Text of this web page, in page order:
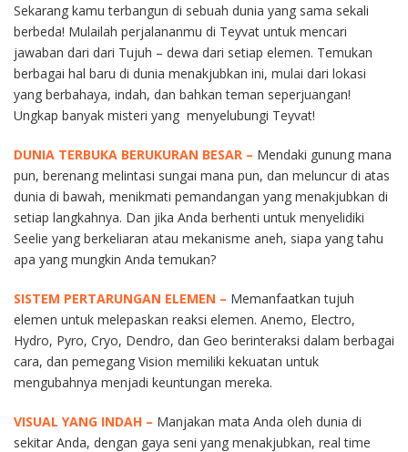
Sekarang kamu terbangun di sebuah dunia yang sama sekali
berbeda! Mulailah perjalananmu di Teyvat untuk mencari
jawaban dari dari Tujuh – dewa dari setiap elemen. Temukan
berbagai hal baru di dunia menakjubkan ini, mulai dari lokasi
yang berbahaya, indah, dan bahkan teman seperjuangan!
Ungkap banyak misteri yang menyelubungi Teyvat!
DUNIA TERBUKA BERUKURAN BESAR – Mendaki gunung mana
pun, berenang melintasi sungai mana pun, dan meluncur di atas
dunia di bawah, menikmati pemandangan yang menakjubkan di
setiap langkahnya. Dan jika Anda berhenti untuk menyelidiki
Seelie yang berkeliaran atau mekanisme aneh, siapa yang tahu
apa yang mungkin Anda temukan?
SISTEM PERTARUNGAN ELEMEN – Memanfaatkan tujuh
elemen untuk melepaskan reaksi elemen. Anemo, Electro,
Hydro, Pyro, Cryo, Dendro, dan Geo berinteraksi dalam berbagai
cara, dan pemegang Vision memiliki kekuatan untuk
mengubahnya menjadi keuntungan mereka.
VISUAL YANG INDAH – Manjakan mata Anda oleh dunia di
sekitar Anda, dengan gaya seni yang menakjubkan, real time